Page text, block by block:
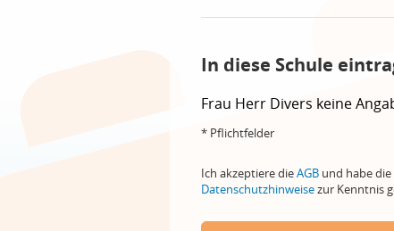
In diese Schule
Frau Herr Divers keine
* Pflichtfelder
Ich akzeptiere dieAGB und habe die
Datenschutzhinweisezur Kenntnis